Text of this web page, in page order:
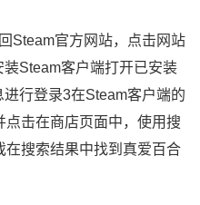
Steam官方网站，点击网站
Steam客户端打开已安装
行登录3在Steam客户端的
击在商店页面中，使用搜
在搜索结果中找到真爱百合